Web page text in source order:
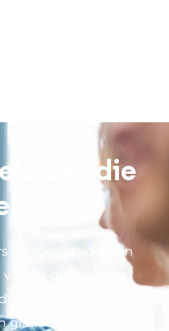
die
hebben studenten
en deeltijd
mogen
gratis en vrijblijvend